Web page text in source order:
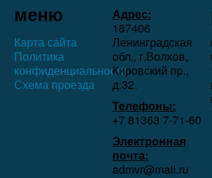
меню
Карта сайта
Политика
конфиденциальности
Схема проезда
Адрес:
187406
Ленинградская
обл., г.Волхов,
Кировский пр.,
д.32.
Телефоны:
+7 81363 7‑71-60
Электронная
почта:
admvr@mail.ru